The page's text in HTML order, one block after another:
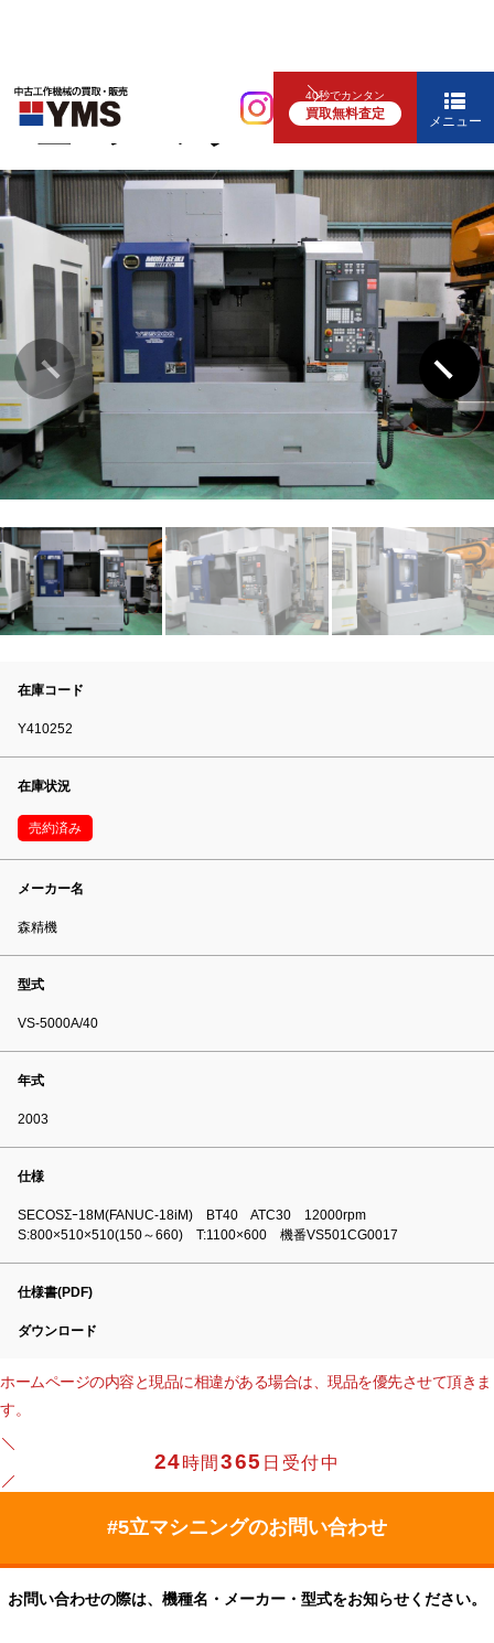
40秒でカンタン
買取無料査定 メニュー
マシニング
#5立マシニング
在庫コード
Y410252
在庫状況
売約済み
メーカー名
森精機
型式
VS-5000A/40
年式
2003
仕様
SECOSΣｰ18M(FANUC-18iM) BT40 ATC30 12000rpm
S:800×510×510(150～660) T:1100×600 機番VS501CG0017
仕様書(PDF)
ダウンロード
ホームページの内容と現品に相違がある場合は、現品を優先させて頂きま
す。
24時間365 日受付中
お問い合わせの際は、機種名・メーカー・型式をお知らせください。